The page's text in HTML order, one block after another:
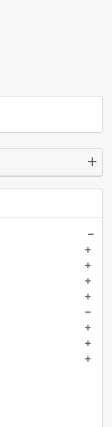
remove
add
add
add
add
remove
add
add
add